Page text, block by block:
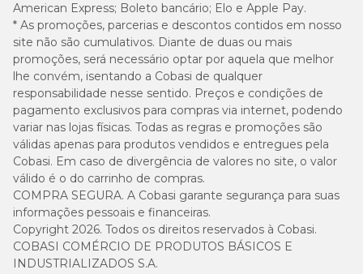
American Express; Boleto bancário; Elo e Apple Pay.
* As promoções, parcerias e descontos contidos em nosso
site não são cumulativos. Diante de duas ou mais
promoções, será necessário optar por aquela que melhor
lhe convém, isentando a Cobasi de qualquer
responsabilidade nesse sentido. Preços e condições de
pagamento exclusivos para compras via internet, podendo
variar nas lojas físicas. Todas as regras e promoções são
válidas apenas para produtos vendidos e entregues pela
Cobasi. Em caso de divergência de valores no site, o valor
válido é o do carrinho de compras.
COMPRA SEGURA. A Cobasi garante segurança para suas
informações pessoais e financeiras.
Copyright 2026. Todos os direitos reservados à Cobasi.
COBASI COMÉRCIO DE PRODUTOS BÁSICOS E
INDUSTRIALIZADOS S.A.